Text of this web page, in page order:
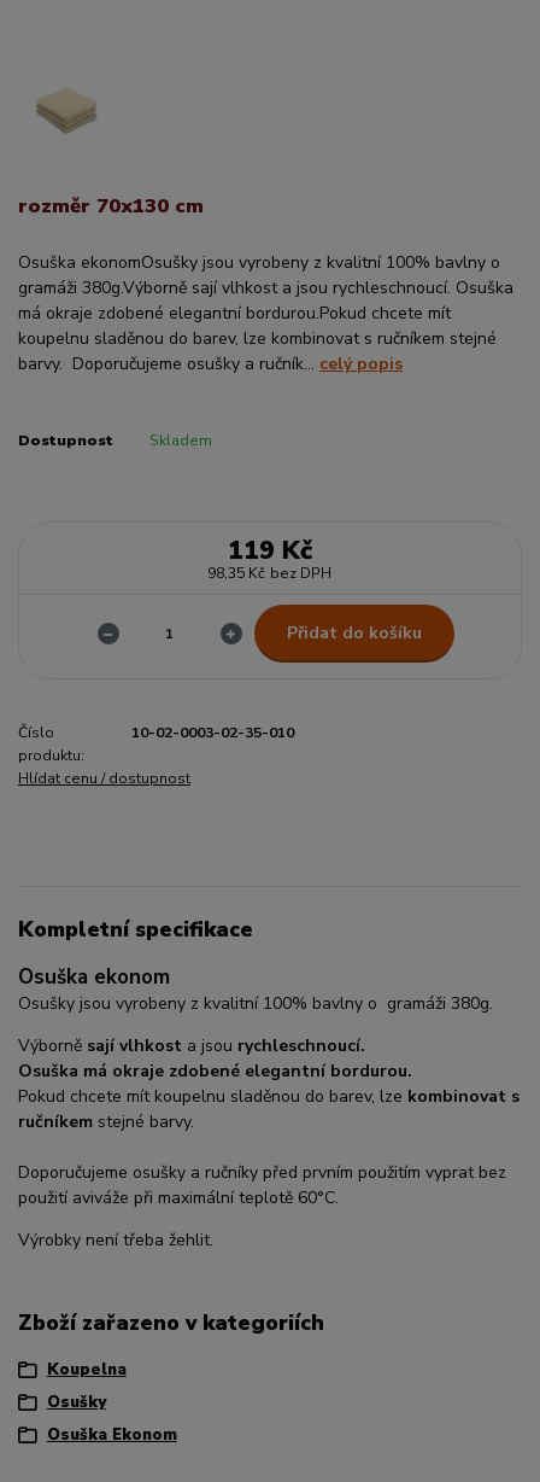
rozměr 70x130 cm
Osuška ekonomOsušky jsou vyrobeny z kvalitní 100% bavlny o
gramáži 380g.Výborně sají vlhkost a jsou rychleschnoucí. Osuška
má okraje zdobené elegantní bordurou.Pokud chcete mít
koupelnu sladěnou do barev, lze kombinovat s ručníkem stejné
barvy. Doporučujeme osušky a ručník... celý popis
Dostupnost Skladem
119 Kč
98,35 Kč bez DPH
Přidat do košíku
Číslo
produktu:
10-02-0003-02-35-010
Hlídat cenu / dostupnost
Kompletní specifikace
Osuška ekonom
Osušky jsou vyrobeny z kvalitní 100% bavlny o gramáži 380g.
Výborně sají vlhkost a jsou rychleschnoucí.
Osuška má okraje zdobené elegantní bordurou.
Pokud chcete mít koupelnu sladěnou do barev, lze kombinovat s
ručníkem stejné barvy.
Doporučujeme osušky a ručníky před prvním použitím vyprat bez
použití aviváže při maximální teplotě 60°C.
Výrobky není třeba žehlit.
Zboží zařazeno v kategoriích
Koupelna
Osušky
Osuška Ekonom